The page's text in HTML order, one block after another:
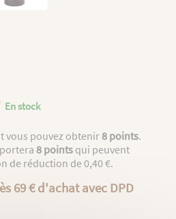
En stock
vous pouvez obtenir8 points.
8 points qui peuvent
de réduction de0,40 €.
69 € d'achat avec DPD